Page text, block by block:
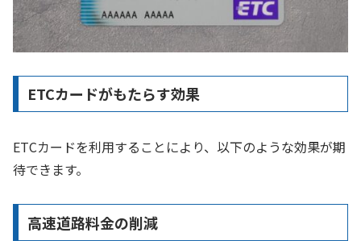
ETCカードがもたらす効果
ETCカードを利用することにより、以下のような効果が期
待できます。
高速道路料金の削減